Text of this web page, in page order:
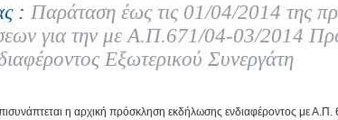
: Παράταση έως τις 01/04/2014 της
για την με Α.Π.671/04-03/2014
Εξωτερικού Συνεργάτη
η αρχική πρόσκληση εκδήλωσης ενδιαφέροντος με